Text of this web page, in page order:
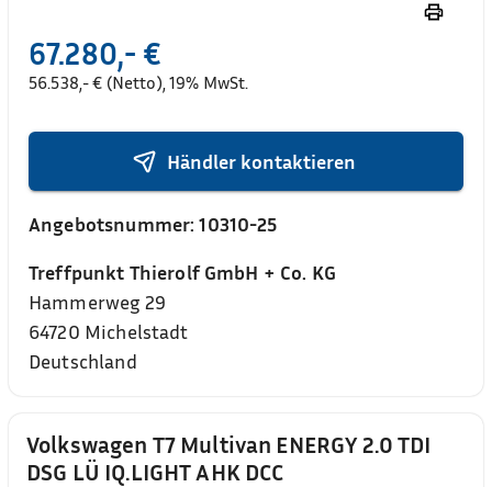
Volkswagen T7 Multivan ENERGY 2.0 TDI
DSG LÜ IQ.LIGHT AHK DCC
67.280,- €
56.538,- € (Netto), 19% MwSt.
Händler kontaktieren
Angebotsnummer:10310-25
Treffpunkt Thierolf GmbH + Co. KG
Hammerweg 29
64720 Michelstadt
Deutschland